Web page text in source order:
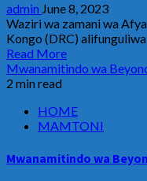
admin June 8, 2023
Waziri wa zamani wa
Kongo (DRC)
Read More
Mwanamitindo wa
2 min read
HOME
MAMTONI
Mwanamitindo wa